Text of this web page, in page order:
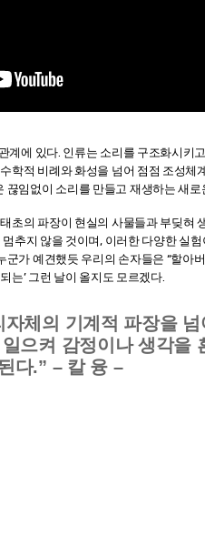
계에 있다. 인류는 소리를 구조화시키
학적 비례와 화성을 넘어 점점 조성체
끊임없이 소리를 만들고 재생하는 새
초의 파장이 현실의 사물들과 부딪혀
추지 않을 것이며, 이러한 다양한 실
군가 예견했듯 우리의 손자들은 “할아
는’ 그런 날이 올지도 모르겠다.
자체의 기계적 파장을
으켜 감정이나 생각을
다.” – 칼 융 –